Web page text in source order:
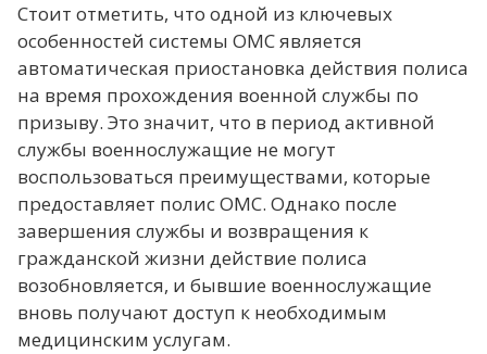
Стоит отметить, что одной из ключевых
особенностей системы ОМС является
автоматическая приостановка действия полиса
на время прохождения военной службы по
призыву. Это значит, что в период активной
службы военнослужащие не могут
воспользоваться преимуществами, которые
предоставляет полис ОМС. Однако после
завершения службы и возвращения к
гражданской жизни действие полиса
возобновляется, и бывшие военнослужащие
вновь получают доступ к необходимым
медицинским услугам.